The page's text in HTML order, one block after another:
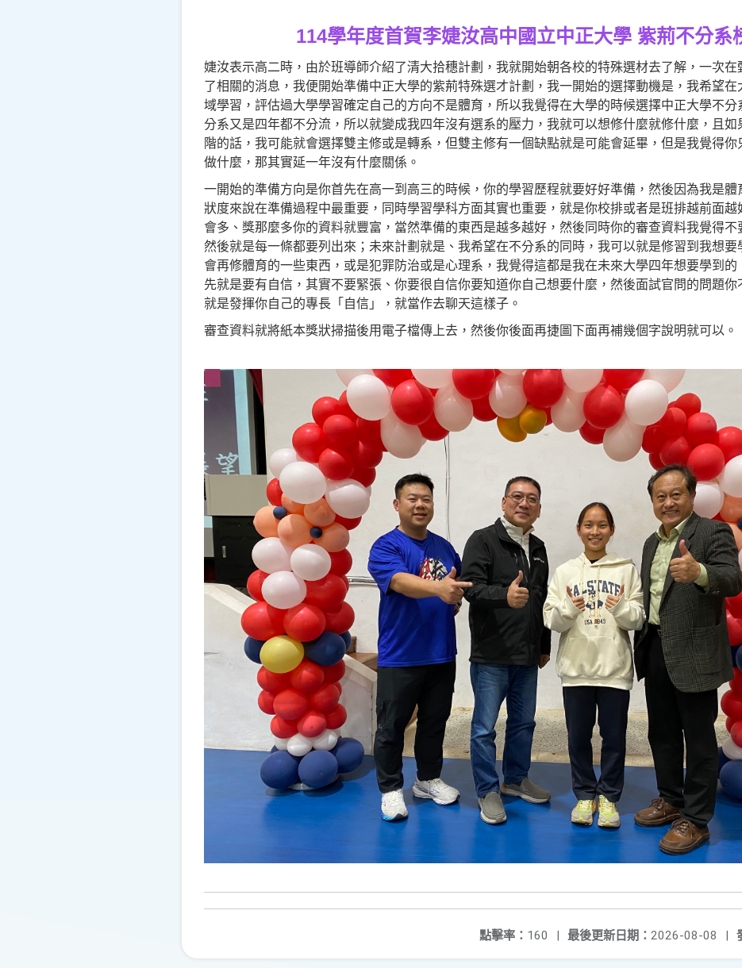
114學年度首賀李婕汝高中國立中正大學 紫荊不分系
婕汝表示高二時，由於班導師介紹了清大拾穗計劃，我就開始朝各校的特殊選材去了解，一次在
了相關的消息，我便開始準備中正大學的紫荊特殊選才計劃，我一開始的選擇動機是，我希望在
域學習，評估過大學學習確定自己的方向不是體育，所以我覺得在大學的時候選擇中正大學不分
分系又是四年都不分流，所以就變成我四年沒有選系的壓力，我就可以想修什麼就修什麼，且如
階的話，我可能就會選擇雙主修或是轉系，但雙主修有一個缺點就是可能會延畢，但是我覺得
做什麼，那其實延一年沒有什麼關係。
一開始的準備方向是你首先在高一到高三的時候，你的學習歷程就要好好準備，然後因為我是體
狀度來說在準備過程中最重要，同時學習學科方面其實也重要，就是你校排或者是班排越前面越
會多、獎那麼多你的資料就豐富，當然準備的東西是越多越好，然後同時你的審查資料我覺得不
然後就是每一條都要列出來；未來計劃就是、我希望在不分系的同時，我可以就是修習到我想要
會再修體育的一些東西，或是犯罪防治或是心理系，我覺得這都是我在未來大學四年想要學到的
先就是要有自信，其實不要緊張、你要很自信你要知道你自己想要什麼，然後面試官問的問題
就是發揮你自己的專長 「 自信 」， 就當作去聊天這樣子。
審查資料就將紙本獎狀掃描後用電子檔傳上去，然後你後面再捷圖下面再補幾個字說明就可以。
最後更新日期： 2026-08-08 |
點擊率： 160 |